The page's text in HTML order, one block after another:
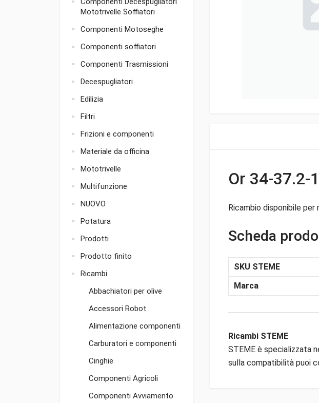
Mototrivelle Soffiatori
Componenti Motoseghe
Componenti soffiatori
Componenti Trasmissioni
Decespugliatori
Edilizia
Filtri
Frizioni e componenti
Materiale da officina
Mototrivelle
Multifunzione
NUOVO
Potatura
Prodotti
Prodotto finito
Ricambi
Abbachiatori per olive
Accessori Robot
Alimentazione componenti
Carburatori e componenti
Cinghie
Componenti Agricoli
Componenti Avviamento
Or 34-37.2-
Ricambio disponibile
Scheda
SKU STEME
Marca
Ricambi STEME
STEME è specializzata
sulla compatibilità puoi